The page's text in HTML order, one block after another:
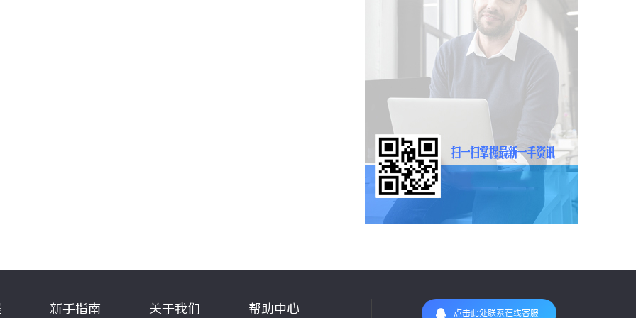
新手指南 关于我们 帮助中心 点击此处联系在线客服